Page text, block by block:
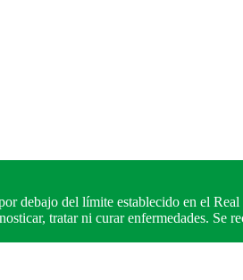
debajo del límite establecido en el
tratar ni curar enfermedades. Se